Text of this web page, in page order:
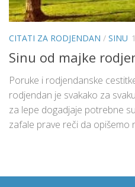
CITATI ZA RODJENDAN / SINU
Sinu od majke
Poruke i rodjendanske
rodjendan je svakako za
za lepe dogadjaje potrebne
zafale prave reči da opišemo